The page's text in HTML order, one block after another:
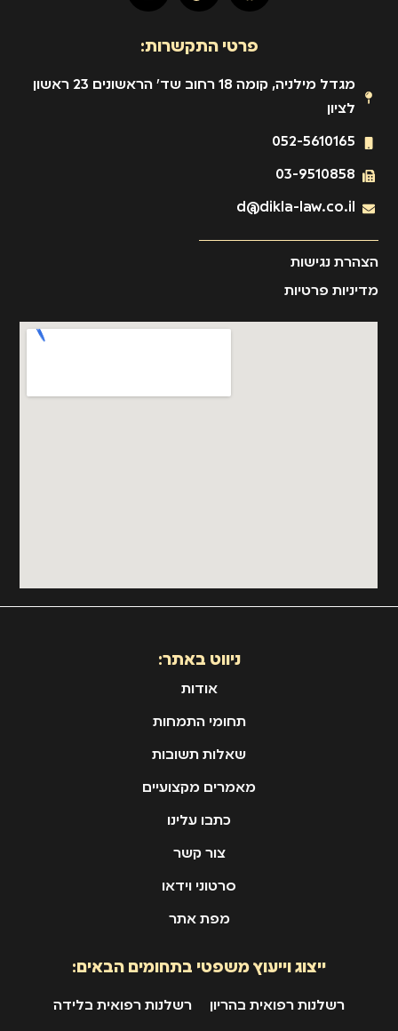
פרטי התקשרות:
מגדל מילניה, קומה 18 רחוב שד' הראשונים 23 ראשון
לציון
052-5610165
03-9510858
d@dikla-law.co.il
הצהרת נגישות
מדיניות פרטיות
ניווט באתר:
אודות
תחומי התמחות
שאלות תשובות
מאמרים מקצועיים
כתבו עלינו
צור קשר
סרטוני וידאו
מפת אתר
ייצוג וייעוץ משפטי בתחומים הבאים:
רשלנות רפואית בהריון רשלנות רפואית בלידה